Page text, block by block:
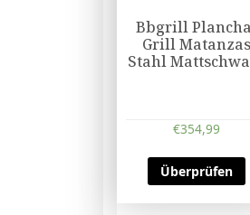
Bbgrill
Grill Matanzas
Stahl
€354,99
Überprüfen